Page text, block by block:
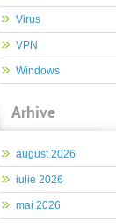
Virus
VPN
Windows
Arhive
august 2026
iulie 2026
mai 2026